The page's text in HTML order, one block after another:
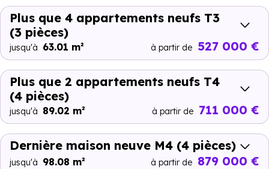
Plus que 4 appartements neufs T3
(3 pièces)
jusqu'à 63.01 m² à partir de 527 000 €
Plus que 2 appartements neufs T4
(4 pièces)
jusqu'à 89.02 m² à partir de 711 000 €
Dernière maison neuve M4 (4 pièces)
jusqu'à 98.08 m² à partir de 879 000 €